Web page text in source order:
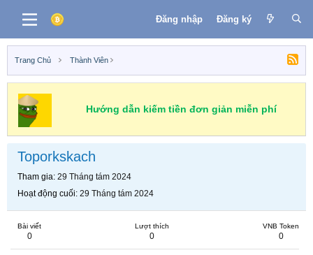
Đăng nhập Đăng ký
Trang Chủ Thành Viên
Hướng dẫn kiếm tiền đơn giản miễn phí
Toporkskach
Tham gia 29 Tháng tám 2024
Hoạt động cuối 29 Tháng tám 2024
Bài viết
0
Lượt thích
0
VNB Token
0